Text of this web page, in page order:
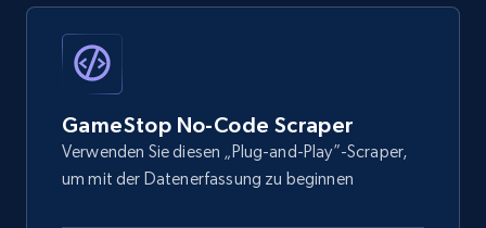
GameStop No-Code Scraper
Verwenden Sie diesen „Plug-and-Play”-Scraper,
um mit der Datenerfassung zu beginnen